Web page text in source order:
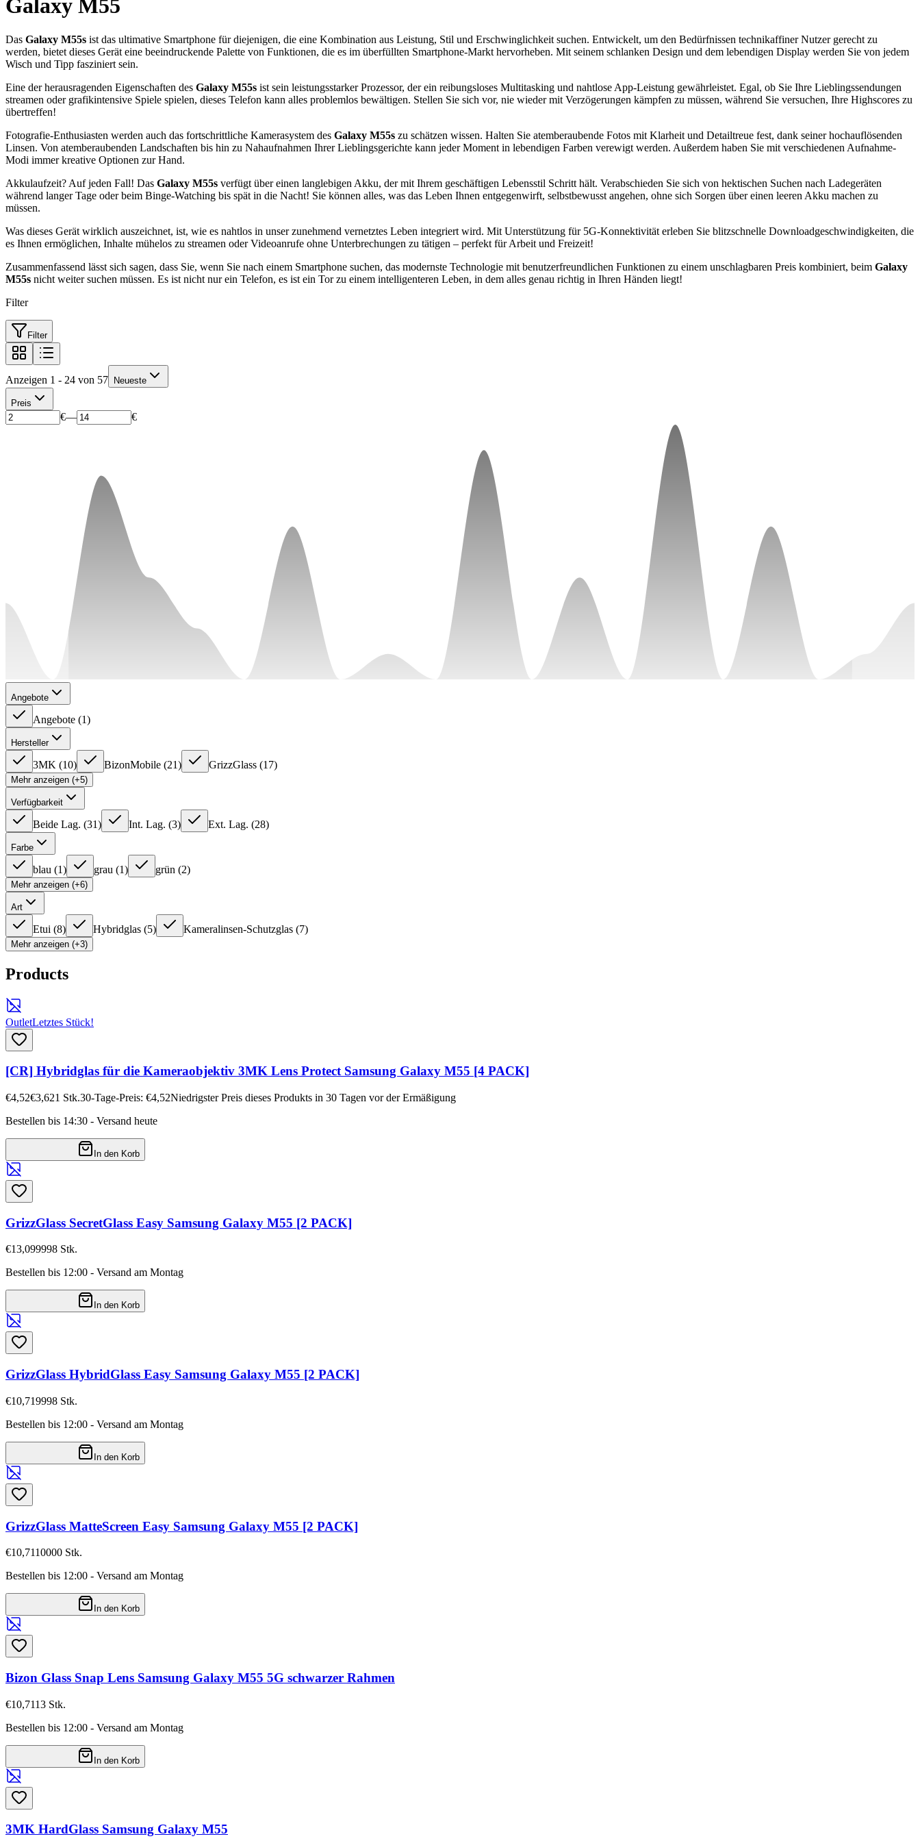
Galaxy M55
Das Galaxy M55s ist das ultimative Smartphone für diejenigen, die eine Kombination aus Leistung, Stil und Erschwinglichkeit suchen. Entwickelt, um den Bedürfnissen technikaffiner Nutzer gerecht zu
werden, bietet dieses Gerät eine beeindruckende Palette von Funktionen, die es im überfüllten Smartphone-Markt hervorheben. Mit seinem schlanken Design und dem lebendigen Display werden Sie von jedem
Wisch und Tipp fasziniert sein.
Eine der herausragenden Eigenschaften des Galaxy M55s ist sein leistungsstarker Prozessor, der ein reibungsloses Multitasking und nahtlose App-Leistung gewährleistet. Egal, ob Sie Ihre Lieblingssendungen
streamen oder grafikintensive Spiele spielen, dieses Telefon kann alles problemlos bewältigen. Stellen Sie sich vor, nie wieder mit Verzögerungen kämpfen zu müssen, während Sie versuchen, Ihre Highscores zu
übertreffen!
Fotografie-Enthusiasten werden auch das fortschrittliche Kamerasystem des Galaxy M55s zu schätzen wissen. Halten Sie atemberaubende Fotos mit Klarheit und Detailtreue fest, dank seiner hochauflösenden
Linsen. Von atemberaubenden Landschaften bis hin zu Nahaufnahmen Ihrer Lieblingsgerichte kann jeder Moment in lebendigen Farben verewigt werden. Außerdem haben Sie mit verschiedenen Aufnahme-
Modi immer kreative Optionen zur Hand.
Akkulaufzeit? Auf jeden Fall! Das Galaxy M55s verfügt über einen langlebigen Akku, der mit Ihrem geschäftigen Lebensstil Schritt hält. Verabschieden Sie sich von hektischen Suchen nach Ladegeräten
während langer Tage oder beim Binge-Watching bis spät in die Nacht! Sie können alles, was das Leben Ihnen entgegenwirft, selbstbewusst angehen, ohne sich Sorgen über einen leeren Akku machen zu
müssen.
Was dieses Gerät wirklich auszeichnet, ist, wie es nahtlos in unser zunehmend vernetztes Leben integriert wird. Mit Unterstützung für 5G-Konnektivität erleben Sie blitzschnelle Downloadgeschwindigkeiten, die
es Ihnen ermöglichen, Inhalte mühelos zu streamen oder Videoanrufe ohne Unterbrechungen zu tätigen – perfekt für Arbeit und Freizeit!
Zusammenfassend lässt sich sagen, dass Sie, wenn Sie nach einem Smartphone suchen, das modernste Technologie mit benutzerfreundlichen Funktionen zu einem unschlagbaren Preis kombiniert, beim Galaxy
M55s nicht weiter suchen müssen. Es ist nicht nur ein Telefon, es ist ein Tor zu einem intelligenteren Leben, in dem alles genau richtig in Ihren Händen liegt!
Filter
Filter
Anzeigen 1 - 24 von 57 Neueste
Preis
€— €
Angebote
Angebote (1)
Hersteller
3MK (10) BizonMobile (21) GrizzGlass (17)
Mehr anzeigen (+5)
Verfügbarkeit
Beide Lag. (31) Int. Lag. (3) Ext. Lag. (28)
Farbe
blau (1) grau (1) grün (2)
Mehr anzeigen (+6)
Art
Etui (8) Hybridglas (5) Kameralinsen-Schutzglas (7)
Mehr anzeigen (+3)
Products
OutletLetztes Stück!
[CR] Hybridglas für die Kameraobjektiv 3MK Lens Protect Samsung Galaxy M55 [4 PACK]
€4,52€3,621 Stk.30-Tage-Preis: €4,52Niedrigster Preis dieses Produkts in 30 Tagen vor der Ermäßigung
Bestellen bis 14:30 - Versand heute
In den Korb
GrizzGlass SecretGlass Easy Samsung Galaxy M55 [2 PACK]
€13,099998 Stk.
Bestellen bis 12:00 - Versand am Montag
In den Korb
GrizzGlass HybridGlass Easy Samsung Galaxy M55 [2 PACK]
€10,719998 Stk.
Bestellen bis 12:00 - Versand am Montag
In den Korb
GrizzGlass MatteScreen Easy Samsung Galaxy M55 [2 PACK]
€10,7110000 Stk.
Bestellen bis 12:00 - Versand am Montag
In den Korb
Bizon Glass Snap Lens Samsung Galaxy M55 5G schwarzer Rahmen
€10,7113 Stk.
Bestellen bis 12:00 - Versand am Montag
In den Korb
3MK HardGlass Samsung Galaxy M55